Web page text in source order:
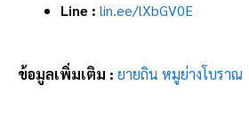
Line : lin.ee/lXbGV0E
ข้อมูลเพิ่มเติม : ยายถิน หมูย่างโบราณ